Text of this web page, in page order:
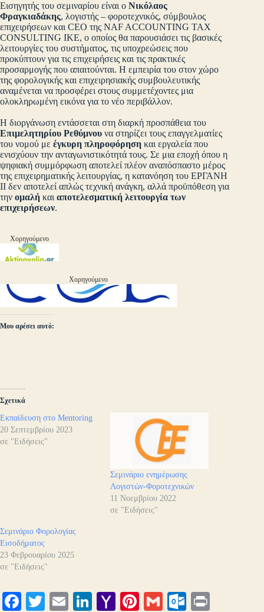
Εισηγητής του σεμιναρίου είναι ο Νικόλαος
Φραγκιαδάκης, λογιστής – φοροτεχνικός, σύμβουλος
επιχειρήσεων και CEO της NAF ACCOUNTING TAX
CONSULTING IKE, ο οποίος θα παρουσιάσει τις βασικές
λειτουργίες του συστήματος, τις υποχρεώσεις που
προκύπτουν για τις επιχειρήσεις και τις πρακτικές
προσαρμογής που απαιτούνται. Η εμπειρία του στον χώρο
της φορολογικής και επιχειρησιακής συμβουλευτικής
αναμένεται να προσφέρει στους συμμετέχοντες μια
ολοκληρωμένη εικόνα για το νέο περιβάλλον.
Η διοργάνωση εντάσσεται στη διαρκή προσπάθεια του
Επιμελητηρίου Ρεθύμνου να στηρίζει τους επαγγελματίες
του νομού με έγκυρη πληροφόρηση και εργαλεία που
ενισχύουν την ανταγωνιστικότητά τους. Σε μια εποχή όπου η
ψηφιακή συμμόρφωση αποτελεί πλέον αναπόσπαστο μέρος
της επιχειρηματικής λειτουργίας, η κατανόηση του ΕΡΓΑΝΗ
ΙΙ δεν αποτελεί απλώς τεχνική ανάγκη, αλλά προϋπόθεση για
την ομαλή και αποτελεσματική λειτουργία των
επιχειρήσεων.
Χορηγούμενο
Χορηγούμενο
Μου αρέσει αυτό:
Σχετικά
Εκπαίδευση στο Mentoring
20 Σεπτεμβρίου 2023
σε "Ειδήσεις"
Σεμινάριο ενημέρωσης
Λογιστών-Φοροτεχνικών
11 Νοεμβρίου 2022
σε "Ειδήσεις"
Σεμινάριο Φορολογίας
Εισοδήματος
23 Φεβρουαρίου 2025
σε "Ειδήσεις"
Fa T
E
Li Y
Pi G
O